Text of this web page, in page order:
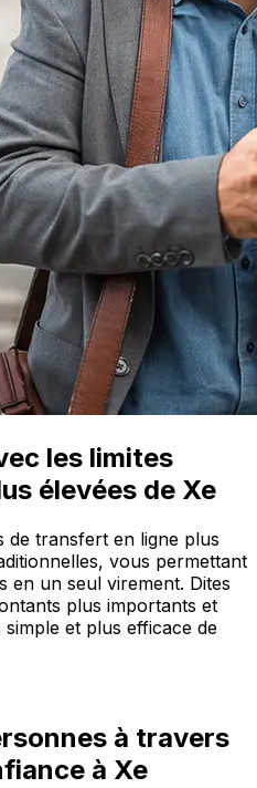
les limites
élevées de Xe
de transfert en ligne plus
vous permettant
en un seul virement. Dites
plus importants et
et plus efficace de
à travers
à Xe